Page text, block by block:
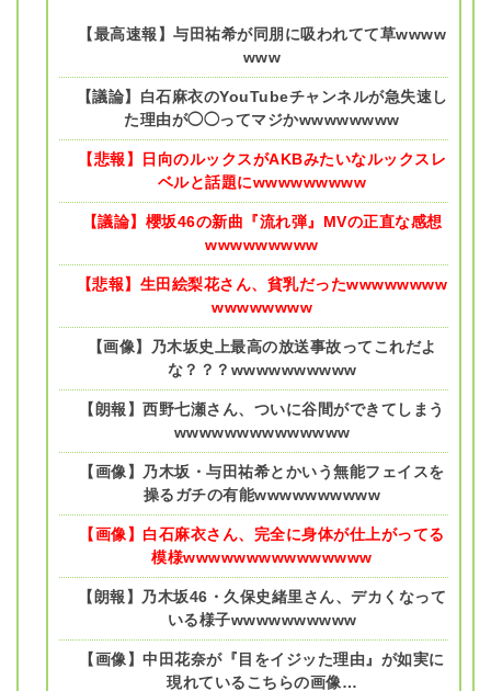
【最高速報】与田祐希が同朋に吸われてて草wwww
www
【議論】白石麻衣のYouTubeチャンネルが急失速し
た理由が◯◯ってマジかwwwwwwww
【悲報】日向のルックスがAKBみたいなルックスレ
ベルと話題にwwwwwwwww
【議論】櫻坂46の新曲『流れ弾』MVの正直な感想
wwwwwwwww
【悲報】生田絵梨花さん、貧乳だったwwwwwwww
wwwwwwww
【画像】乃木坂史上最高の放送事故ってこれだよ
な？？？wwwwwwwwww
【朗報】西野七瀬さん、ついに谷間ができてしまう
wwwwwwwwwwwwww
【画像】乃木坂・与田祐希とかいう無能フェイスを
操るガチの有能wwwwwwwwww
【画像】白石麻衣さん、完全に身体が仕上がってる
模様wwwwwwwwwwwwwww
【朗報】乃木坂46・久保史緒里さん、デカくなって
いる様子wwwwwwwwww
【画像】中田花奈が『目をイジッた理由』が如実に
現れているこちらの画像…